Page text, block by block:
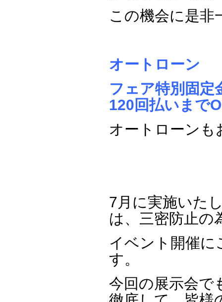
この機会に是非
オートローン
フェア特別固
120回払いまで
オートローンも
7月に実施いた
は、三密防止の
イベント開催に
す。
今回の展示会で